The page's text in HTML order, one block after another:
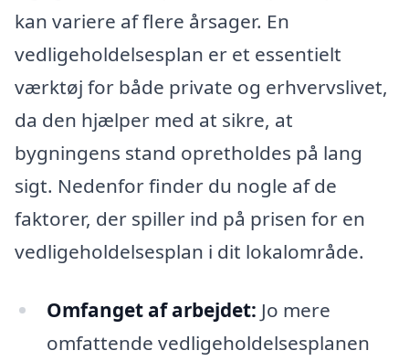
kan variere af flere årsager. En
vedligeholdelsesplan er et essentielt
værktøj for både private og erhvervslivet,
da den hjælper med at sikre, at
bygningens stand opretholdes på lang
sigt. Nedenfor finder du nogle af de
faktorer, der spiller ind på prisen for en
vedligeholdelsesplan i dit lokalområde.
Omfanget af arbejdet: Jo mere
omfattende vedligeholdelsesplanen